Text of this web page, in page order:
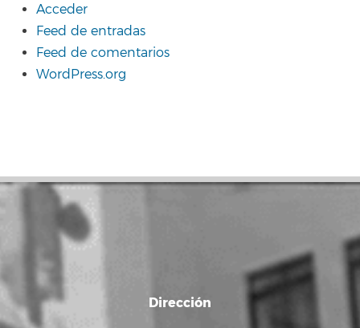
Acceder
Feed de entradas
Feed de comentarios
WordPress.org
Dirección